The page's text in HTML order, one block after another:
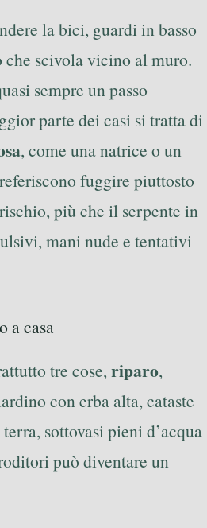
la bici, guardi in basso
scivola vicino al muro.
sempre un passo
parte dei casi si tratta di
, come una natrice o un
fuggire piuttosto
più che il serpente in
mani nude e tentativi
a casa
tre cose, riparo,
con erba alta, cataste
sottovasi pieni d’acqua
può diventare un